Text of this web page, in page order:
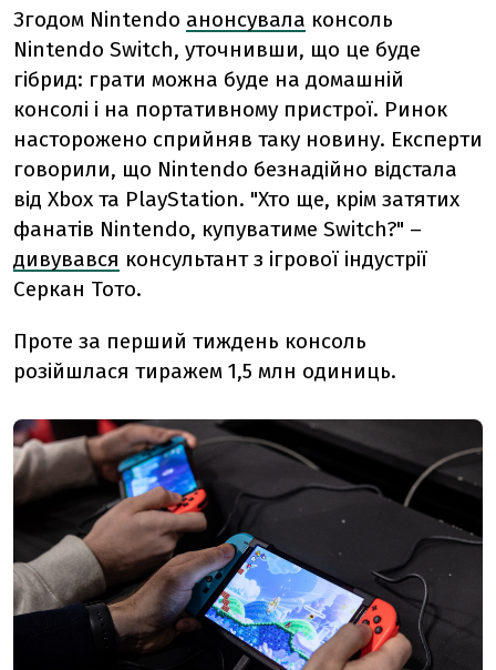
Згодом Nintendo анонсувала консоль
Nintendo Switch, уточнивши, що це буде
гібрид: грати можна буде на домашній
консолі і на портативному пристрої. Ринок
насторожено сприйняв таку новину. Експерти
говорили, що Nintendo безнадійно відстала
від Xbox та PlayStation. "Хто ще, крім затятих
фанатів Nintendo, купуватиме Switch?" –
дивувався консультант з ігрової індустрії
Серкан Тото.
Проте за перший тиждень консоль
розійшлася тиражем 1,5 млн одиниць.